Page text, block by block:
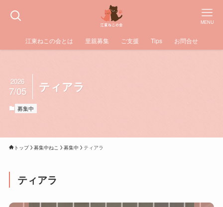
MENU
江東ねこの会とは 里親募集 ご支援 Tips お問合せ
ティアラ
2026
7/05
募集中
トップ 募集中ねこ 募集中 ティアラ
ティアラ